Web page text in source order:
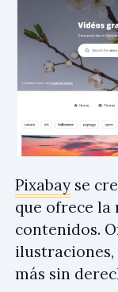
Pixabay se
que ofrece la
contenidos.
ilustraciones,
más sin